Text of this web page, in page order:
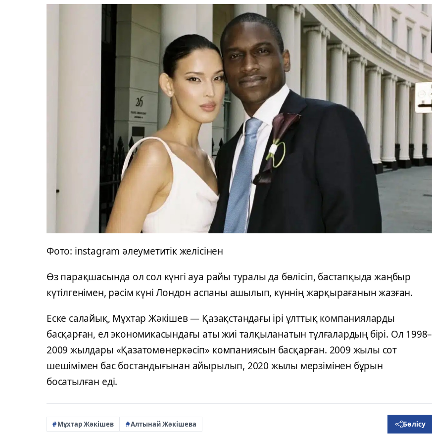
Фото: instagram әлеуметитік желісінен
Өз парақшасында ол сол күнгі ауа райы туралы да бөлісіп, бастапқыда жаңбыр
күтілгенімен, рәсім күні Лондон аспаны ашылып, күннің жарқырағанын жазған.
Еске салайық, Мұхтар Жәкішев — Қазақстандағы ірі ұлттық компанияларды
басқарған, ел экономикасындағы аты жиі талқыланатын тұлғалардың бірі. Ол 1998–
2009 жылдары «Қазатомөнеркәсіп» компаниясын басқарған. 2009 жылы сот
шешімімен бас бостандығынан айырылып, 2020 жылы мерзімінен бұрын
босатылған еді.
Мұхтар Жәкішев Алтынай Жәкішева Бөлісу